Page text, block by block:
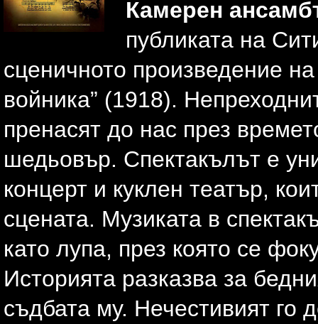
Камерен
публиката на
сценичното произведение
войника” (1918).
пренасят до нас през
шедьовър. Спектакълът е
концерт и куклен театър,
сцената. Музиката в
като лупа, през която се
Историята разказва за
съдбата му. Нечестивият го